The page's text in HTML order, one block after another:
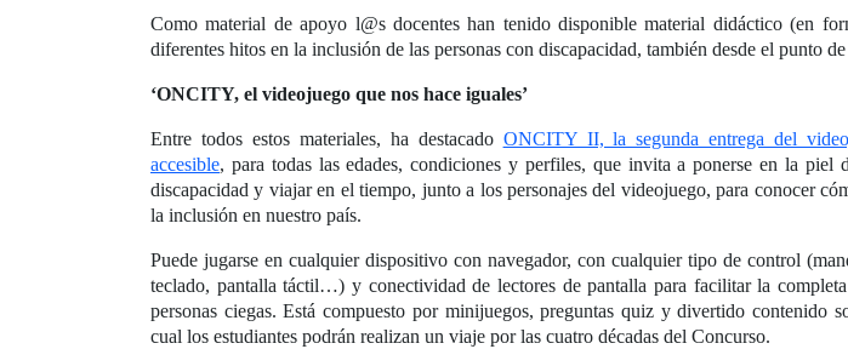
Como material de apoyo l@s docentes han tenido disponible material didáctico (en
diferentes hitos en la inclusión de las personas con discapacidad, también desde el punto
‘ONCITY, el videojuego que nos hace iguales’
Entre todos estos materiales, ha destacado ONCITY II, la segunda entrega del
accesible, para todas las edades, condiciones y perfiles, que invita a ponerse en la piel
discapacidad y viajar en el tiempo, junto a los personajes del videojuego, para conocer
la inclusión en nuestro país.
Puede jugarse en cualquier dispositivo con navegador, con cualquier tipo de control
teclado, pantalla táctil…) y conectividad de lectores de pantalla para facilitar la
personas ciegas. Está compuesto por minijuegos, preguntas quiz y divertido contenido
cual los estudiantes podrán realizan un viaje por las cuatro décadas del Concurso.